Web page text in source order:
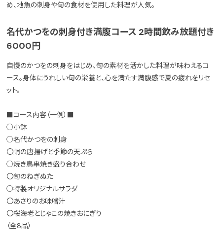
め、地魚の刺身や旬の食材を使用した料理が人気。
名代かつをの刺身付き満腹コース 2時間飲み放題付き
6000円
自慢のかつをの刺身をはじめ、旬の素材を活かした料理が味わえるコ
ース。身体にうれしい旬の栄養と、心を満たす満腹感で夏の疲れをリセ
ット。
■コース内容（一例）■
○小鉢
○名代かつをの刺身
〇蛸の唐揚げと季節の天ぷら
○焼き鳥串焼き盛り合わせ
〇旬のねぎぬた
○特製オリジナルサラダ
〇あさりのお味噌汁
〇桜海老とじゃこの焼きおにぎり
（全8品）